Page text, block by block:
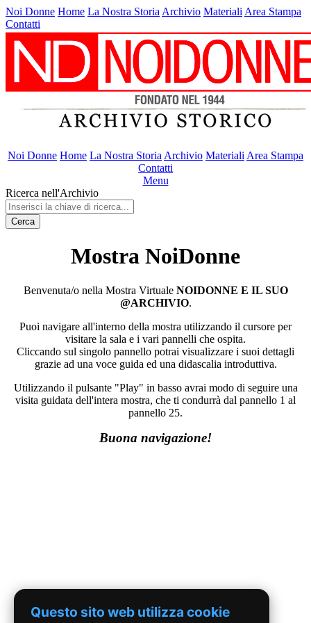
Noi Donne Home La Nostra Storia Archivio Materiali Area Stampa
Contatti
Noi Donne Home La Nostra Storia Archivio Materiali Area Stampa
Contatti
Menu
Ricerca nell'Archivio
Cerca
Mostra NoiDonne
Benvenuta/o nella Mostra Virtuale NOIDONNE E IL SUO
@ARCHIVIO.
Puoi navigare all'interno della mostra utilizzando il cursore per
visitare la sala e i vari pannelli che ospita.
Cliccando sul singolo pannello potrai visualizzare i suoi dettagli
grazie ad una voce guida ed una didascalia introduttiva.
Utilizzando il pulsante "Play" in basso avrai modo di seguire una
visita guidata dell'intera mostra, che ti condurrà dal pannello 1 al
pannello 25.
Buona navigazione!
Questo sito web utilizza cookie